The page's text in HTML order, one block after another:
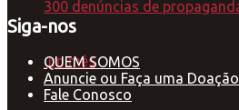
Siga-nos
QUEM SOMOS
Anuncie ou Faça uma Doação
Fale Conosco